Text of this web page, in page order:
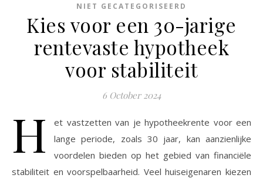
NIET GECATEGORISEERD
Kies voor een 30-jarige
rentevaste hypotheek
voor stabiliteit
6 October 2024
H
et vastzetten van je hypotheekrente voor een
lange periode, zoals 30 jaar, kan aanzienlijke
voordelen bieden op het gebied van financiële
stabiliteit en voorspelbaarheid. Veel huiseigenaren kiezen